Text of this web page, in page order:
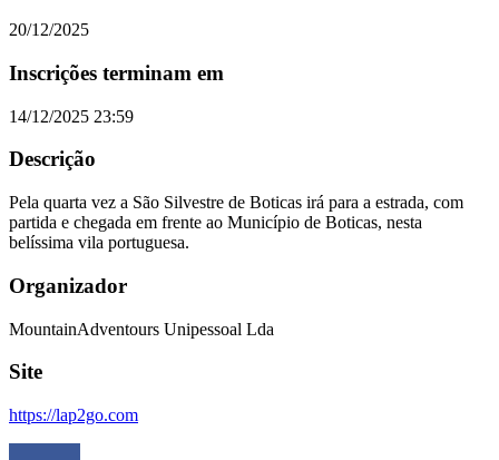
20/12/2025
Inscrições terminam em
14/12/2025 23:59
Descrição
Pela quarta vez a São Silvestre de Boticas irá para a estrada, com
partida e chegada em frente ao Município de Boticas, nesta
belíssima vila portuguesa.
Organizador
MountainAdventours Unipessoal Lda
Site
https://lap2go.com